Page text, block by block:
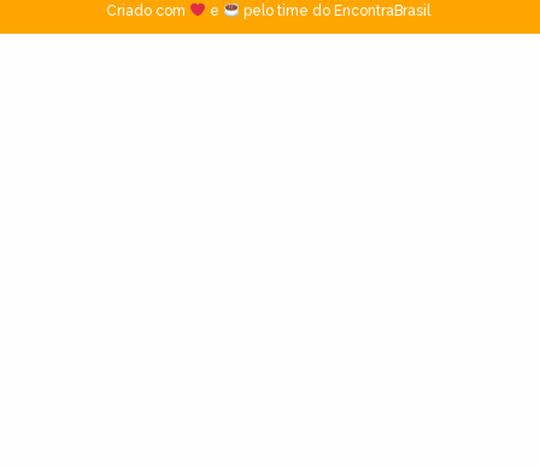
Criado com
e pelo time do EncontraBrasil